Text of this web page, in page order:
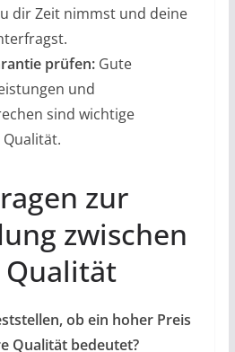
dir Zeit nimmst und deine
prüfen:Gute
und
sind wichtige
zur
zwischen
Qualität
ob ein hoher Preis
Qualität bedeutet?